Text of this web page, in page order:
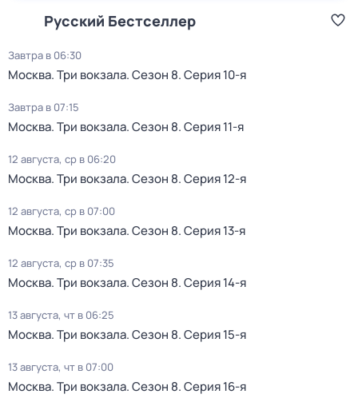
Русский Бестселлер
Завтра в 06:30
Москва. Три вокзала. Сезон 8. Серия 10-я
Завтра в 07:15
Москва. Три вокзала. Сезон 8. Серия 11-я
12 августа, ср в 06:20
Москва. Три вокзала. Сезон 8. Серия 12-я
12 августа, ср в 07:00
Москва. Три вокзала. Сезон 8. Серия 13-я
12 августа, ср в 07:35
Москва. Три вокзала. Сезон 8. Серия 14-я
13 августа, чт в 06:25
Москва. Три вокзала. Сезон 8. Серия 15-я
13 августа, чт в 07:00
Москва. Три вокзала. Сезон 8. Серия 16-я